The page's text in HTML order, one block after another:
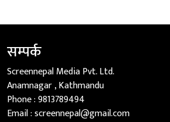
सम्पर्क
Screennepal Media Pvt. Ltd.
Anamnagar , Kathmandu
Phone :9813789494
Email :screennepal@gmail.com